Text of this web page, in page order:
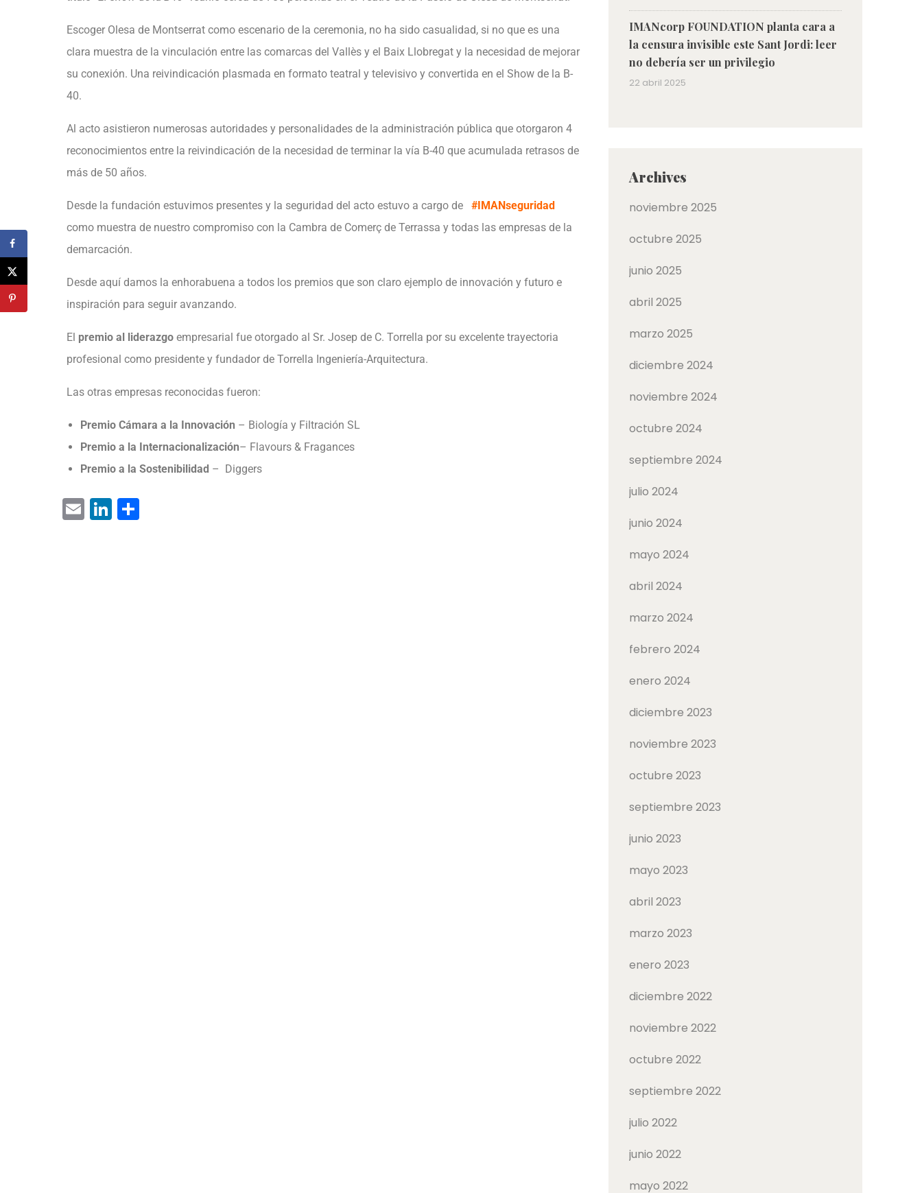
Escoger Olesa de Montserrat como escenario de la ceremonia, no ha sido casualidad, si no que es una
clara muestra de la vinculación entre las comarcas del Vallès y el Baix Llobregat y la necesidad de mejorar
su conexión. Una reivindicación plasmada en formato teatral y televisivo y convertida en el Show de la B-
40.
Al acto asistieron numerosas autoridades y personalidades de la administración pública que otorgaron 4
reconocimientos entre la reivindicación de la necesidad de terminar la vía B-40 que acumulada retrasos de
más de 50 años.
Desde la fundación estuvimos presentes y la seguridad del acto estuvo a cargo de #IMANseguridad
como muestra de nuestro compromiso con la Cambra de Comerç de Terrassa y todas las empresas de la
demarcación.
Desde aquí damos la enhorabuena a todos los premios que son claro ejemplo de innovación y futuro e
inspiración para seguir avanzando.
El premio al liderazgo empresarial fue otorgado al Sr. Josep de C. Torrella por su excelente trayectoria
profesional como presidente y fundador de Torrella Ingeniería-Arquitectura.
Las otras empresas reconocidas fueron:
Premio Cámara a la Innovación – Biología y Filtración SL
Premio a la Internacionalización– Flavours & Fragances
Premio a la Sostenibilidad – Diggers
E
m
Li
n
IMANcorp FOUNDATION planta cara a
la censura invisible este Sant Jordi: leer
no debería ser un privilegio
22 abril 2025
Archives
noviembre 2025
octubre 2025
junio 2025
abril 2025
marzo 2025
diciembre 2024
noviembre 2024
octubre 2024
septiembre 2024
julio 2024
junio 2024
mayo 2024
abril 2024
marzo 2024
febrero 2024
enero 2024
diciembre 2023
noviembre 2023
octubre 2023
septiembre 2023
junio 2023
mayo 2023
abril 2023
marzo 2023
enero 2023
diciembre 2022
noviembre 2022
octubre 2022
septiembre 2022
julio 2022
junio 2022
mayo 2022